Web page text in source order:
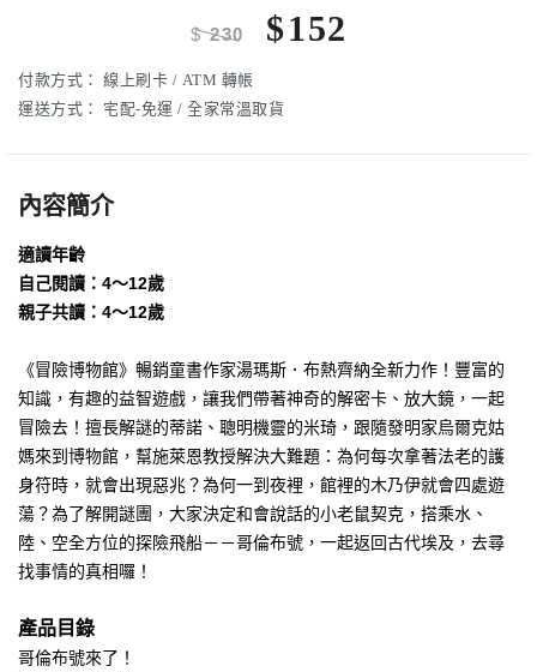
$230 $152
付款方式： 線上刷卡 / ATM 轉帳
運送方式：
宅配-免運 / 全家常溫取貨
內容簡介
適讀年齡
自己閱讀：4～12歲
親子共讀：4～12歲
《冒險博物館》暢銷童書作家湯瑪斯．布熱齊納全新力作！豐富的
知識，有趣的益智遊戲，讓我們帶著神奇的解密卡、放大鏡，一起
冒險去！擅長解謎的蒂諾、聰明機靈的米琦，跟隨發明家烏爾克姑
媽來到博物館，幫施萊恩教授解決大難題：為何每次拿著法老的護
身符時，就會出現惡兆？為何一到夜裡，館裡的木乃伊就會四處遊
蕩？為了解開謎團，大家決定和會說話的小老鼠契克，搭乘水、
陸、空全方位的探險飛船－－哥倫布號，一起返回古代埃及，去尋
找事情的真相囉！
產品目錄
哥倫布號來了！